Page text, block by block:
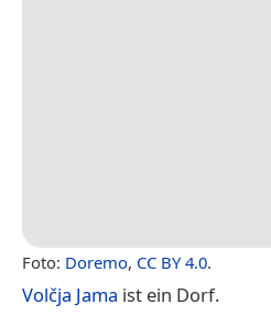
Foto: Doremo, CC BY 4.0.
Volčja Jama ist ein Dorf.